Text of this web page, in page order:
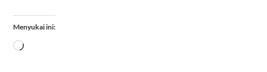
Menyukai ini:
Memuat...